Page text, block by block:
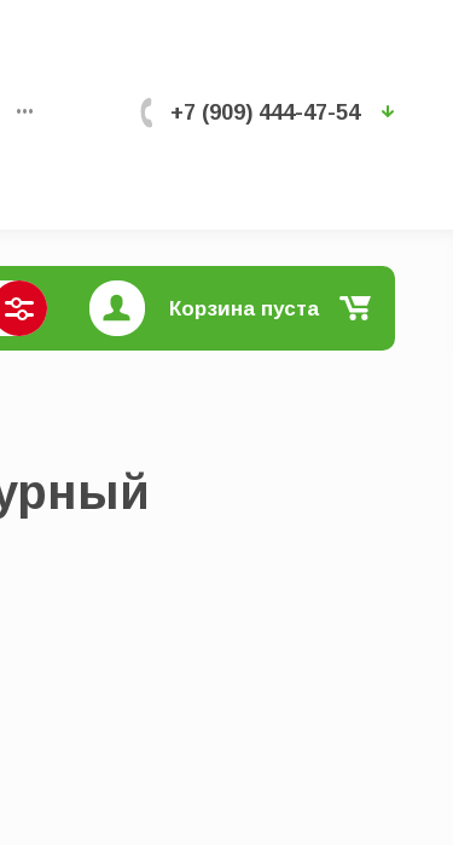
••• +7 (909) 444-47-54
Корзина пуста